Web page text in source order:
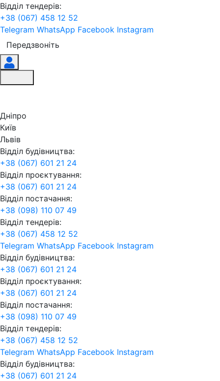
Відділ тендерів:
+38 (067) 458 12 52
Telegram WhatsApp Facebook Instagram
Передзвоніть
Дніпро
Київ
Львів
Відділ будівництва:
+38 (067) 601 21 24
Відділ проєктування:
+38 (067) 601 21 24
Відділ постачання:
+38 (098) 110 07 49
Відділ тендерів:
+38 (067) 458 12 52
Telegram WhatsApp Facebook Instagram
Відділ будівництва:
+38 (067) 601 21 24
Відділ проєктування:
+38 (067) 601 21 24
Відділ постачання:
+38 (098) 110 07 49
Відділ тендерів:
+38 (067) 458 12 52
Telegram WhatsApp Facebook Instagram
Відділ будівництва:
+38 (067) 601 21 24